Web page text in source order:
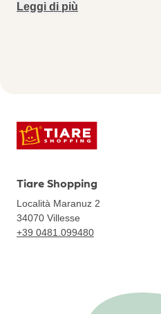
Leggi di più
Tiare Shopping
Località Maranuz 2
34070 Villesse
+39 0481.099480